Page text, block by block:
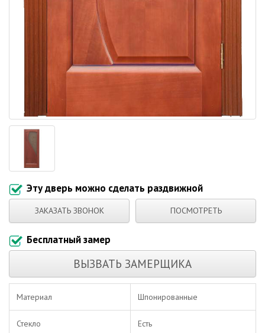
Эту дверь можно сделать раздвижной
ЗАКАЗАТЬ ЗВОНОК ПОСМОТРЕТЬ
Бесплатный замер
ВЫЗВАТЬ ЗАМЕРЩИКА
Материал Шпонированные
Стекло Есть